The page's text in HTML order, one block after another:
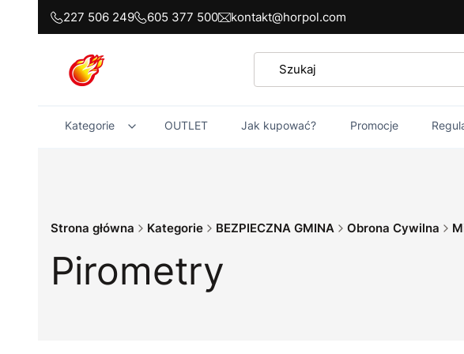
227 506 249 605 377 500 kontakt@horpol.com
Kategorie OUTLET Jak kupować? Promocje
Strona główna Kategorie BEZPIECZNA GMINA Obrona Cywilna
Pirometry